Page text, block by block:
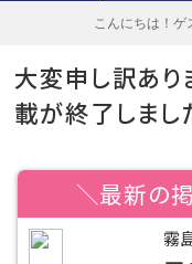
こんにちは！ ゲ
大変申し訳あり
載が終了しまし
＼最新の
霧